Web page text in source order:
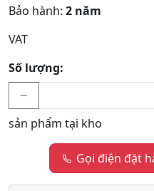
Bảo hành: 2 năm
VAT
Số lượng:
sản phẩm tại kho
Gọi điện đặt